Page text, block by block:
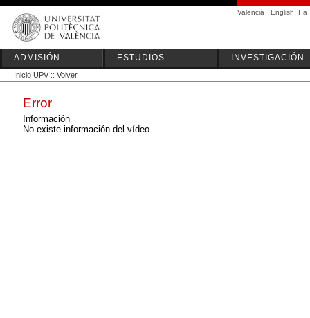
Valencià · English I a
ADMISIÓN ESTUDIOS INVESTIGACIÓN
Inicio UPV :: Volver
Error
Información
No existe información del vídeo